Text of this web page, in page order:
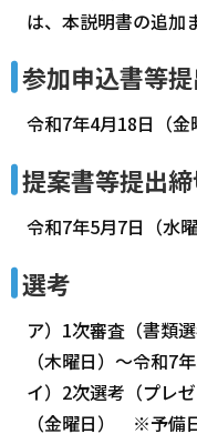
は、本説明書の追加
参加申込書等
令和7年4月18日（金
提案書等提出
令和7年5月7日（水
選考
ア）1次審査（
（木曜日）～令和7
イ）2次選考（プレ
（金曜日） ※予備